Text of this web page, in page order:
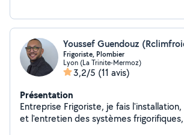
Youssef Guendouz
Frigoriste, Plombier
Lyon (La Trinite-Mermoz)
3,2/5 (11 avis)
Présentation
Entreprise Frigoriste, je fais
et l'entretien des systèmes